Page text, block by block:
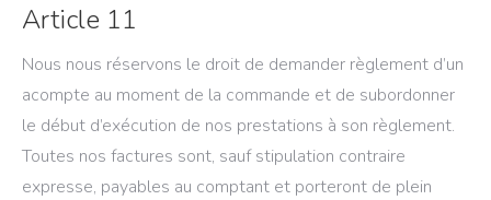
Article 11
Nous nous réservons le droit de demander règlement d’un
acompte au moment de la commande et de subordonner
le début d’exécution de nos prestations à son règlement.
Toutes nos factures sont, sauf stipulation contraire
expresse, payables au comptant et porteront de plein